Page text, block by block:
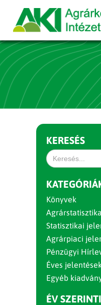
KERESÉS
Search
for:
Könyvek
Statisztikai
Agrárpiaci
Pénzügyi
Éves
Egyéb
ÉV